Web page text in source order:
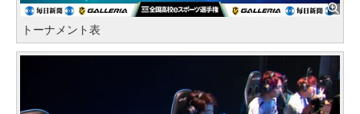
トーナメント表